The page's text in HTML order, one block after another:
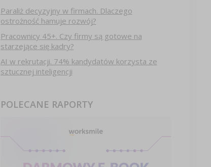
Paraliż decyzyjny w firmach. Dlaczego
ostrożność hamuje rozwój?
Pracownicy 45+. Czy firmy są gotowe na
starzejące się kadry?
AI w rekrutacji. 74% kandydatów korzysta ze
sztucznej inteligencji
POLECANE RAPORTY